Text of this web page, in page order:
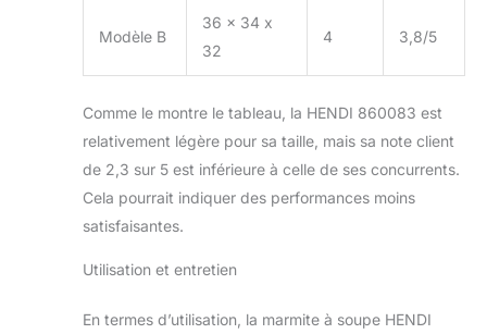
Modèle B
36 x 34 x
32
4 3,8/5
Comme le montre le tableau, la HENDI 860083 est
relativement légère pour sa taille, mais sa note client
de 2,3 sur 5 est inférieure à celle de ses concurrents.
Cela pourrait indiquer des performances moins
satisfaisantes.
Utilisation et entretien
En termes d’utilisation, la marmite à soupe HENDI